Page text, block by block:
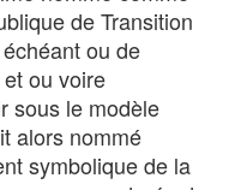
de Transition
ou de
ou voire
sous le modèle
alors nommé
symbolique de la